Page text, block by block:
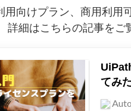
用向けプラン、商用利
詳細はこちらの記事をご
てみ